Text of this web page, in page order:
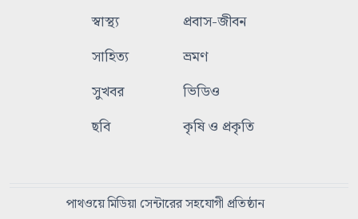
স্বাস্থ্য
প্রবাস-জীবন
সাহিত্য
ভ্রমণ
সুখবর
ভিডিও
ছবি
কৃষি ও প্রকৃতি
পাথওয়ে মিডিয়া সেন্টারের সহযোগী প্রতিষ্ঠান